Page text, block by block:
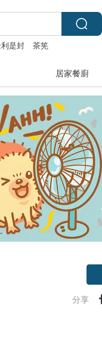
是封 茶筅
居家餐廚
分享